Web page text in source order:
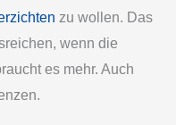
zu wollen. Das
wenn die
es mehr. Auch